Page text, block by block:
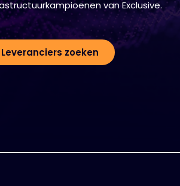
van Exclusive.
Leveranciers zoeken